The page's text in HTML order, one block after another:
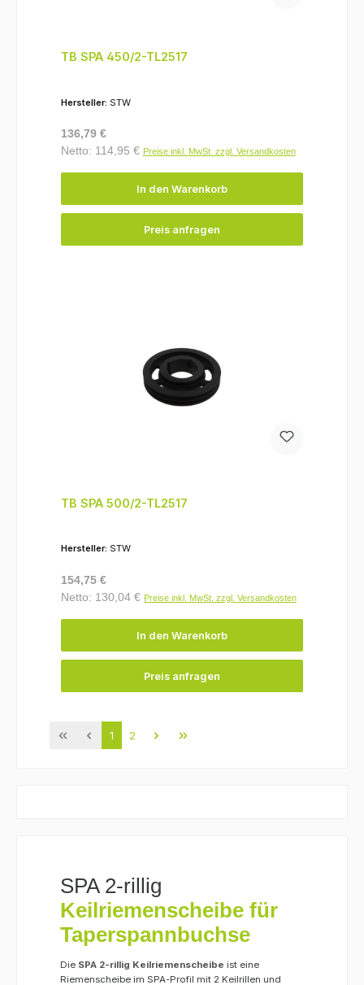
TB SPA 450/2-TL2517
Hersteller: STW
Regulärer Preis:
136,79 €
Netto: 114,95 € Preise inkl. MwSt. zzgl. Versandkosten
In den Warenkorb
Preis anfragen
TB SPA 500/2-TL2517
Hersteller: STW
Regulärer Preis:
154,75 €
Netto: 130,04 € Preise inkl. MwSt. zzgl. Versandkosten
In den Warenkorb
Preis anfragen
Seite
1 Seite
2
SPA 2-rillig
Keilriemenscheibe für
Taperspannbuchse
Die SPA 2-rillig Keilriemenscheibe ist eine
Riemenscheibe im SPA-Profil mit 2 Keilrillen und